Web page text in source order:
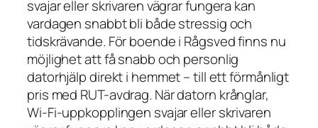
svajar eller skrivaren vägrar fungera kan
vardagen snabbt bli både stressig och
tidskrävande. För boende i Rågsved finns nu
möjlighet att få snabb och personlig
datorhjälp direkt i hemmet – till ett förmånligt
pris med RUT-avdrag. När datorn krånglar,
Wi-Fi-uppkopplingen svajar eller skrivaren